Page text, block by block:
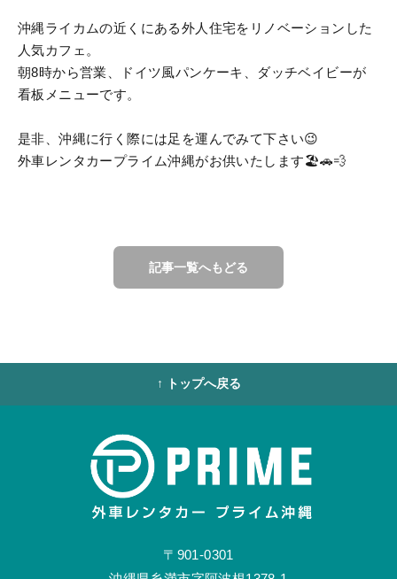
沖縄ライカムの近くにある外人住宅をリノベーションした
人気カフェ。
朝8時から営業、ドイツ風パンケーキ、ダッチベイビーが
看板メニューです。
是非、沖縄に行く際には足を運んでみて下さい😉
外車レンタカープライム沖縄がお供いたします🏖️🚗💨
記事一覧へもどる
↑ トップへ戻る
〒901-0301